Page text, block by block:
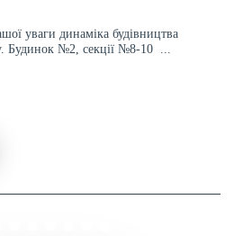
уваги динаміка будівництва
Будинок №2, секції №8-10 ...